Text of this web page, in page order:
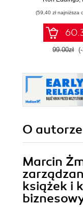
(59,40 zł najniższa
99.00zł
O autorze
Marcin
książek i